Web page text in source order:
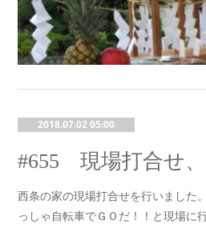
2018.07.02 05:00
#655 現場打合せ、
西条の家の現場打合せを行いました
っしゃ自転車でＧＯだ！！と現場に